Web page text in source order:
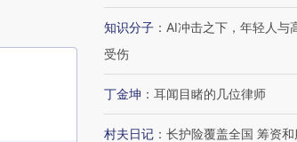
知识分子 ： AI冲击之下，年轻人与
受伤
丁金坤 ： 耳闻目睹的几位律师
村夫日记 ： 长护险覆盖全国 筹资